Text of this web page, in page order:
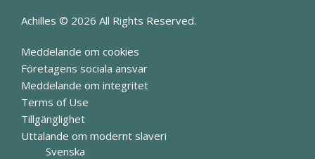
Achilles © 2026 All Rights Reserved.
Meddelande om cookies
Företagens sociala ansvar
Meddelande om integritet
Terms of Use
Tillgänglighet
Uttalande om modernt slaveri
Svenska